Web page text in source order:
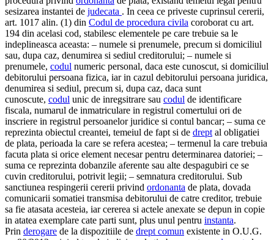
sesizarea instantei de judecata . In ceea ce priveste cuprinsul cererii,
art. 1017 alin. (1) din Codul de procedura civila coroborat cu art.
194 din acelasi cod, stabilesc elementele pe care trebuie sa le
indeplineasca aceasta: – numele si prenumele, precum si domiciliul
sau, dupa caz, denumirea si sediul creditorului; – numele si
prenumele, codul numeric personal, daca este cunoscut, si domiciliul
debitorului persoana fizica, iar in cazul debitorului persoana juridica,
denumirea si sediul, precum si, dupa caz, daca sunt
cunoscute, codul unic de inregsitrare sau codul de identificare
fiscala, numarul de inmatriculare in registrul comertului ori de
inscriere in registrul persoanelor juridice si contul bancar; – suma ce
reprezinta obiectul creantei, temeiul de fapt si de drept al obligatiei
de plata, perioada la care se refera acestea; – termenul la care trebuia
facuta plata si orice element necesar pentru determinarea datoriei; –
suma ce reprezinta dobanzile aferente sau alte despagubiri ce se
cuvin creditorului, potrivit legii; – semnatura creditorului. Sub
sanctiunea respingerii cererii privind ordonanta de plata, dovada
comunicarii somatiei transmisa debitorului de catre creditor, trebuie
sa fie atasata acesteia, iar cererea si actele anexate se depun in copie
in atatea exemplare cate parti sunt, plus unul pentru instanta.
Prin derogare de la dispozitiile de drept comun existente in O.U.G.